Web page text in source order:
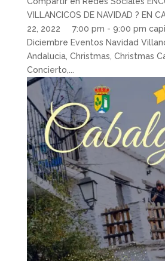
VILLANCICOS DE NAVIDAD ? EN
22, 2022 7:00 pm - 9:00 pm
Diciembre Eventos Navidad
Andalucia, Christmas, Christmas
Concierto,...